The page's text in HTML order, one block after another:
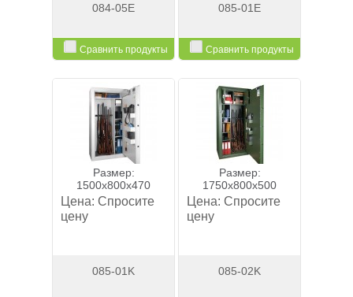
084-05E
Смотреть
Сравнить продукты
085-01E
Смотреть
Сравнить продукты
Размер:
1500x800x470
Цена: Спросите
цену
085-01K
Размер:
1750x800x500
Цена: Спросите
цену
085-02K